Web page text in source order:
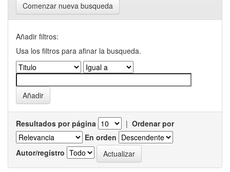
Comenzar nueva busqueda
Añadir filtros:
Usa los filtros para afinar la busqueda.
Resultados por página | Ordenar por
En orden
Autor/registro